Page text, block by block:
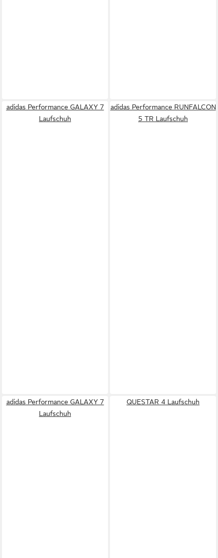
adidas Performance GALAXY 7
Laufschuh
adidas Performance RUNFALCON
5 TR Laufschuh
adidas Performance GALAXY 7
Laufschuh
QUESTAR 4 Laufschuh